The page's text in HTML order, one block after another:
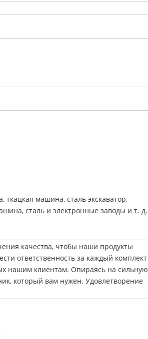
ткацкая машина, сталь экскаватор,
сталь и электронные заводы и т. д.
качества, чтобы наши продукты
ответственность за каждый комплект
нашим клиентам. Опираясь на сильную
который вам нужен. Удовлетворение